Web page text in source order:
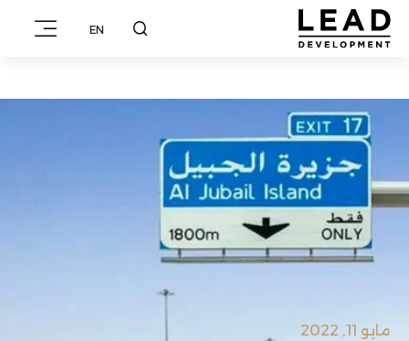
EN
مايو 11, 2022